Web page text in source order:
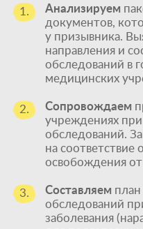
1. Анализируем
документов,
у призывника.
направления и
обследований в
медицинских
2. Сопровождаем
учреждениях
обследований.
на соответствие
освобождения
3. Составляем
обследований
заболевания